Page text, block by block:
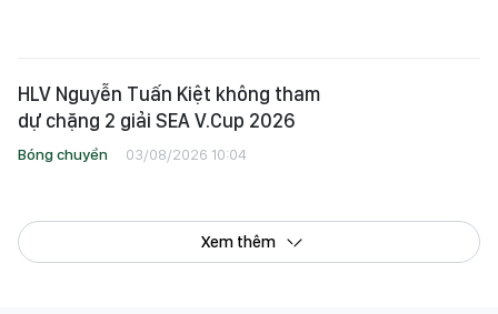
HLV Nguyễn Tuấn Kiệt không tham
dự chặng 2 giải SEA V.Cup 2026
Bóng chuyền 03/08/2026 10:04
Xem thêm